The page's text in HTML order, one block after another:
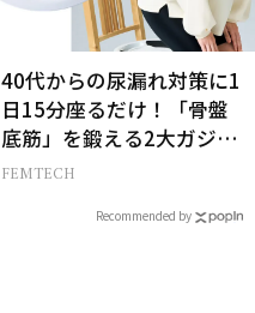
40代からの尿漏れ対策に1
日15分座るだけ！「骨盤
底筋」を鍛える2大ガジェ
ットに注目
FEMTECH
Recommended by